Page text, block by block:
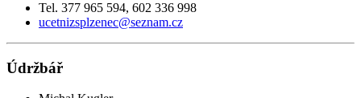
Tel. 377 965 594, 602 336 998
ucetnizsplzenec@seznam.cz
Údržbář